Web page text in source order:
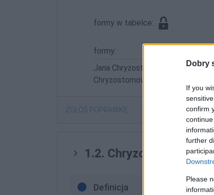
Dobry
If you
confirm
further
Please
formy w tabelce:
formy:
Jana Chryzostoma; Jan
Chryzostomowi
ZGŁOŚ POPRAWKĘ
1.2. Chryzostomowie
Definicja